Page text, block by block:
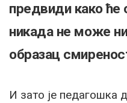
предвиди како ће
никада не може
образац
И зато је педагошка